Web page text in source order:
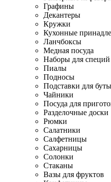
Графины
Декантеры
Кружки
Кухонные
Ланчбоксы
Медная посуда
Наборы для специй
Пиалы
Подносы
Подставки для
Чайники
Посуда для
Разделочные доски
Рюмки
Салатники
Салфетницы
Сахарницы
Солонки
Стаканы
Вазы для фруктов